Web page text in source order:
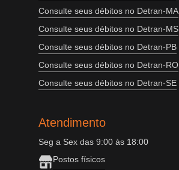
Consulte seus débitos no Detran-MA
Consulte seus débitos no Detran-MS
Consulte seus débitos no Detran-PB
Consulte seus débitos no Detran-RO
Consulte seus débitos no Detran-SE
Atendimento
Seg a Sex das 9:00 às 18:00
Postos físicos